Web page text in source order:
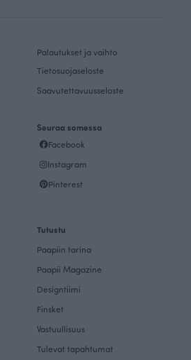
Palautukset ja vaihto
Tietosuojaseloste
Saavutettavuusseloste
Seuraa somessa
Facebook
Instagram
Pinterest
Tutustu
Paapiin tarina
Paapii Magazine
Designtiimi
Finsket
Vastuullisuus
Tulevat tapahtumat